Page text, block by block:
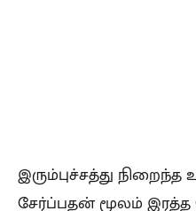
இரும்புச்சத்து
சேர்ப்பதன் மூலம்